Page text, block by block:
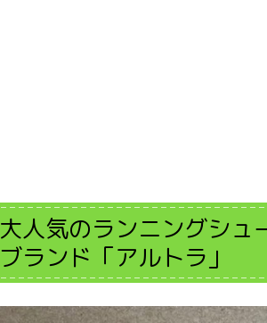
大人気のランニングシュ
ブランド「アルトラ」